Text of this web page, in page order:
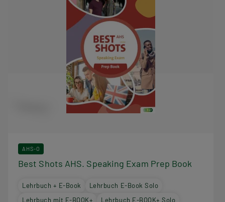
AHS-O
Best Shots AHS. Speaking Exam Prep Book
Lehrbuch + E-Book
Lehrbuch E-Book Solo
Lehrbuch mit E-BOOK+
Lehrbuch E-BOOK+ Solo